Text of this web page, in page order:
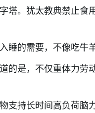
塔。犹太教典禁止食
睡的需要，不像吃牛
的是，不仅重体力劳
支持长时间高负荷脑